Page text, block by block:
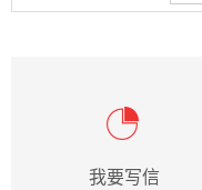
我要写信